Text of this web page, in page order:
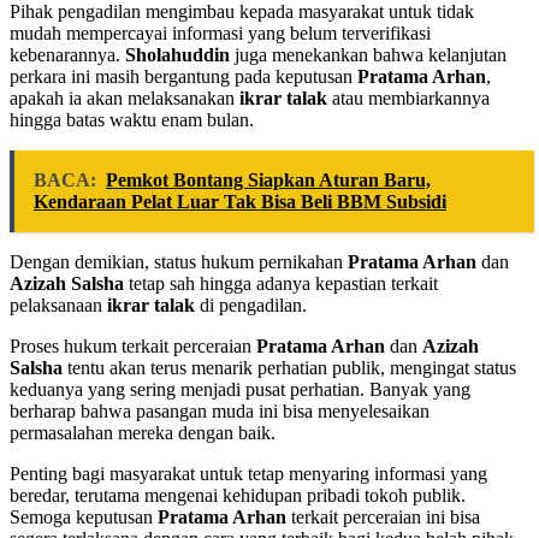
Pihak pengadilan mengimbau kepada masyarakat untuk tidak
mudah mempercayai informasi yang belum terverifikasi
kebenarannya. Sholahuddin juga menekankan bahwa kelanjutan
perkara ini masih bergantung pada keputusan Pratama Arhan,
apakah ia akan melaksanakan ikrar talak atau membiarkannya
hingga batas waktu enam bulan.
BACA: Pemkot Bontang Siapkan Aturan Baru,
Kendaraan Pelat Luar Tak Bisa Beli BBM Subsidi
Dengan demikian, status hukum pernikahan Pratama Arhan dan
Azizah Salsha tetap sah hingga adanya kepastian terkait
pelaksanaan ikrar talak di pengadilan.
Proses hukum terkait perceraian Pratama Arhan dan Azizah
Salsha tentu akan terus menarik perhatian publik, mengingat status
keduanya yang sering menjadi pusat perhatian. Banyak yang
berharap bahwa pasangan muda ini bisa menyelesaikan
permasalahan mereka dengan baik.
Penting bagi masyarakat untuk tetap menyaring informasi yang
beredar, terutama mengenai kehidupan pribadi tokoh publik.
Semoga keputusan Pratama Arhan terkait perceraian ini bisa